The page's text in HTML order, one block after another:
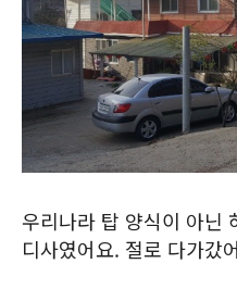
우리나라 탑 양식이 아닌
디사였어요. 절로 다가갔